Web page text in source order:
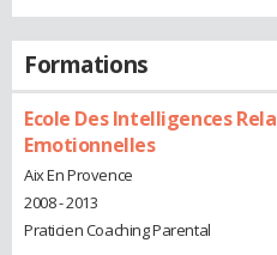
Formations
Ecole Des Intelligences
Emotionnelles
Aix En Provence
2008 - 2013
Praticien Coaching Parental